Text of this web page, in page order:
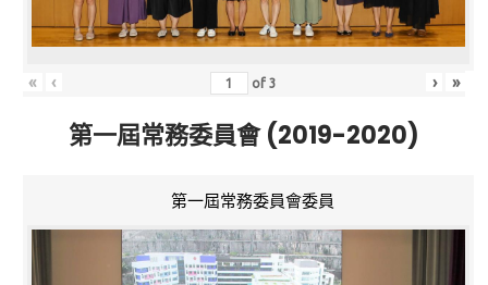
« ‹ of3 › »
第一屆常務委員會 (2019-2020)
第一屆常務委員會委員